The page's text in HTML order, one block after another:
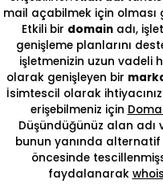
mail açabilmek için olması
Etkili bir domainadı,
genişleme planlarını
işletmenizin uzun vadeli
olarak genişleyen bir
İsimtescil olarak
erişebilmeniz için
Düşündüğünüz alan adı
bunun yanında alternatif
öncesinde
faydalanarak whois